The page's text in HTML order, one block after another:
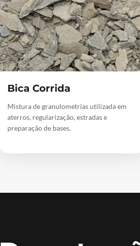
Bica Corrida
Mistura de granulometrias utilizada em
aterros, regularização, estradas e
preparação de bases.